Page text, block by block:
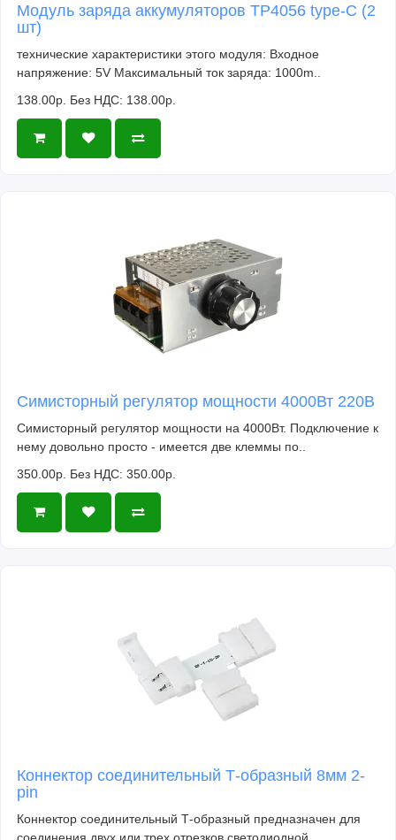
Модуль заряда аккумуляторов TP4056 type-C (2
шт)
технические характеристики этого модуля: Входное
напряжение: 5V Максимальный ток заряда: 1000m..
138.00р. Без НДС: 138.00р.
Симисторный регулятор мощности 4000Вт 220В
Симисторный регулятор мощности на 4000Вт. Подключение к
нему довольно просто - имеется две клеммы по..
350.00р. Без НДС: 350.00р.
Коннектор соединительный Т-образный 8мм 2-
pin
Коннектор соединительный Т-образный предназначен для